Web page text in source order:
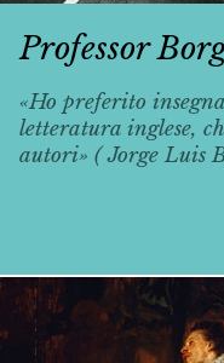
Professor
«Ho preferito
letteratura inglese,
autori» ( Jorge Luis